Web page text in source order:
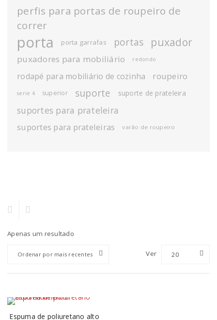
perfis para portas de roupeiro de
correr
porta porta garrafas portas puxador
puxadores para mobiliário redondo
rodapé para mobiliário de cozinha roupeiro
serie 4 superior suporte suporte de prateleira
suportes para prateleira
suportes para prateleiras varão de roupeiro
Apenas um resultado
Ordenar por mais recentes Ver 20
Espuma de poliuretano alto